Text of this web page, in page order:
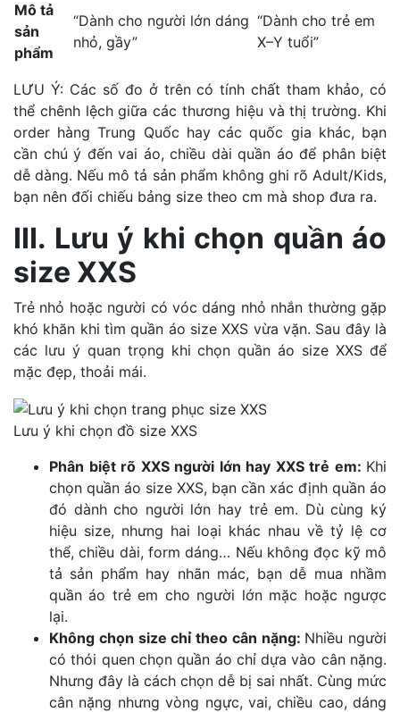
Mô tả
sản
phẩm
“Dành cho người lớn dáng
nhỏ, gầy”
“Dành cho trẻ em
X–Y tuổi”
LƯU Ý: Các số đo ở trên có tính chất tham khảo, có
thể chênh lệch giữa các thương hiệu và thị trường. Khi
order hàng Trung Quốc hay các quốc gia khác, bạn
cần chú ý đến vai áo, chiều dài quần áo để phân biệt
dễ dàng. Nếu mô tả sản phẩm không ghi rõ Adult/Kids,
bạn nên đối chiếu bảng size theo cm mà shop đưa ra.
III. Lưu ý khi chọn quần áo
size XXS
Trẻ nhỏ hoặc người có vóc dáng nhỏ nhắn thường gặp
khó khăn khi tìm quần áo size XXS vừa vặn. Sau đây là
các lưu ý quan trọng khi chọn quần áo size XXS để
mặc đẹp, thoải mái.
Lưu ý khi chọn đồ size XXS
Phân biệt rõ XXS người lớn hay XXS trẻ em: Khi
chọn quần áo size XXS, bạn cần xác định quần áo
đó dành cho người lớn hay trẻ em. Dù cùng ký
hiệu size, nhưng hai loại khác nhau về tỷ lệ cơ
thể, chiều dài, form dáng… Nếu không đọc kỹ mô
tả sản phẩm hay nhãn mác, bạn dễ mua nhầm
quần áo trẻ em cho người lớn mặc hoặc ngược
lại.
Không chọn size chỉ theo cân nặng: Nhiều người
có thói quen chọn quần áo chỉ dựa vào cân nặng.
Nhưng đây là cách chọn dễ bị sai nhất. Cùng mức
cân nặng nhưng vòng ngực, vai, chiều cao, dáng